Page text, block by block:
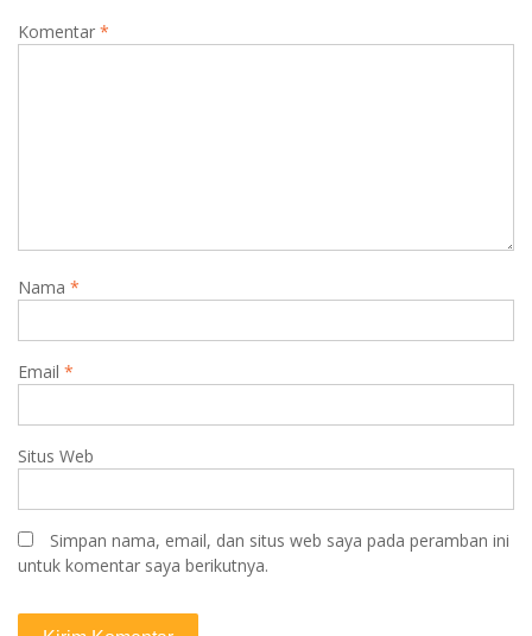
Komentar *
Nama *
Email *
Situs Web
Simpan nama, email, dan situs web saya pada peramban ini
untuk komentar saya berikutnya.